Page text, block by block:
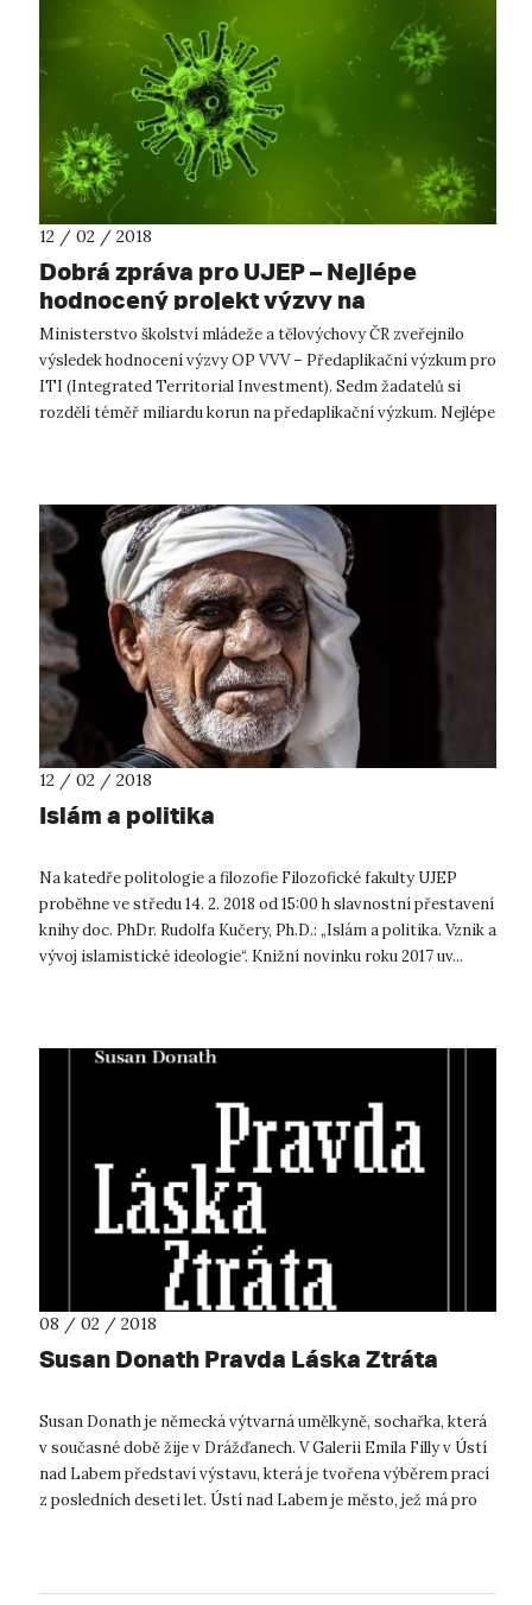
12 / 02 / 2018
Dobrá zpráva pro UJEP – Nejlépe
hodnocený projekt výzvy na
předaplikační výzkum
Ministerstvo školství mládeže a tělovýchovy ČR zveřejnilo
výsledek hodnocení výzvy OP VVV – Předaplikační výzkum pro
ITI (Integrated Territorial Investment). Sedm žadatelů si
rozdělí téměř miliardu korun na předaplikační výzkum. Nejlépe
12 / 02 / 2018
Islám a politika
Na katedře politologie a filozofie Filozofické fakulty UJEP
proběhne ve středu 14. 2. 2018 od 15:00 h slavnostní přestavení
knihy doc. PhDr. Rudolfa Kučery, Ph.D.: „Islám a politika. Vznik a
vývoj islamistické ideologie“. Knižní novinku roku 2017 uv...
08 / 02 / 2018
Susan Donath Pravda Láska Ztráta
Susan Donath je německá výtvarná umělkyně, sochařka, která
v současné době žije v Drážďanech. V Galerii Emila Filly v Ústí
nad Labem představí výstavu, která je tvořena výběrem prací
z posledních deseti let. Ústí nad Labem je město, jež má pro